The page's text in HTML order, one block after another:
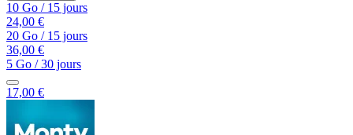
10 Go /15 jours
24,00 €
20 Go /15 jours
36,00 €
5 Go /30 jours
17,00 €